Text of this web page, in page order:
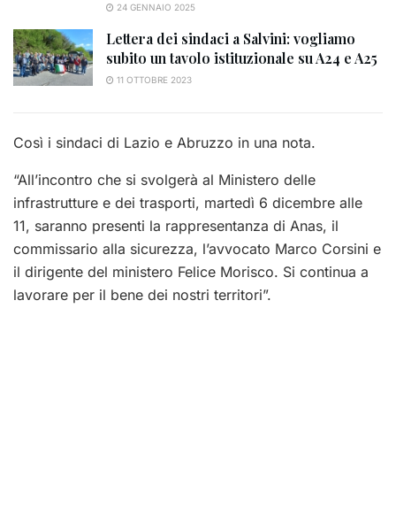
24 GENNAIO 2025
Lettera dei sindaci a Salvini: vogliamo
subito un tavolo istituzionale su A24 e A25
11 OTTOBRE 2023
Così i sindaci di Lazio e Abruzzo in una nota.
“All’incontro che si svolgerà al Ministero delle
infrastrutture e dei trasporti, martedì 6 dicembre alle
11, saranno presenti la rappresentanza di Anas, il
commissario alla sicurezza, l’avvocato Marco Corsini e
il dirigente del ministero Felice Morisco. Si continua a
lavorare per il bene dei nostri territori”.